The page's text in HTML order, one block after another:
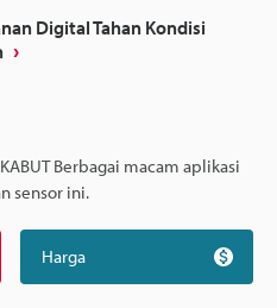
Digital Tahan Kondisi
Berbagai macam aplikasi
sensor ini.
Harga